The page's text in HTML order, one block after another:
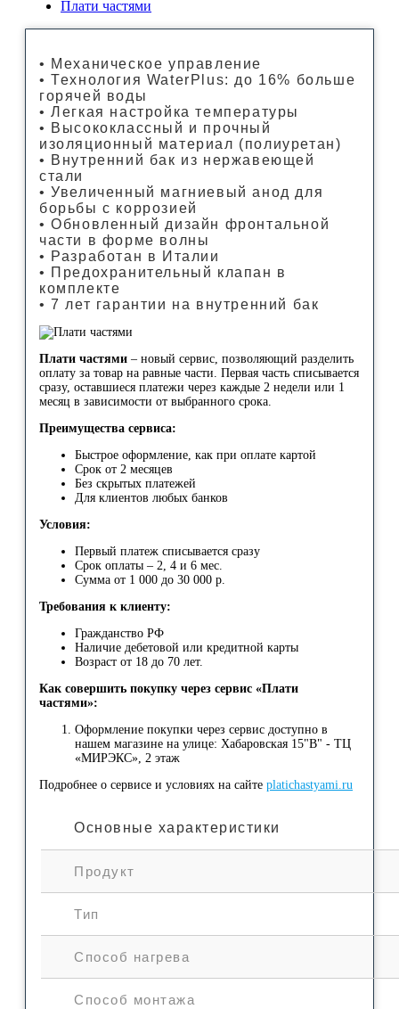
Плати частями
• Механическое управление
• Технология WaterPlus: до 16% больше
горячей воды
• Легкая настройка температуры
• Высококлассный и прочный
изоляционный материал (полиуретан)
• Внутренний бак из нержавеющей
стали
• Увеличенный магниевый анод для
борьбы с коррозией
• Обновленный дизайн фронтальной
части в форме волны
• Разработан в Италии
• Предохранительный клапан в
комплекте
• 7 лет гарантии на внутренний бак
Плати частями – новый сервис, позволяющий разделить
оплату за товар на равные части. Первая часть списывается
сразу, оставшиеся платежи через каждые 2 недели или 1
месяц в зависимости от выбранного срока.
Преимущества сервиса:
Быстрое оформление, как при оплате картой
Срок от 2 месяцев
Без скрытых платежей
Для клиентов любых банков
Условия:
Первый платеж списывается сразу
Срок оплаты – 2, 4 и 6 мес.
Сумма от 1 000 до 30 000 р.
Требования к клиенту:
Гражданство РФ
Наличие дебетовой или кредитной карты
Возраст от 18 до 70 лет.
Как совершить покупку через сервис «Плати
частями»:
Оформление покупки через сервис доступно в
нашем магазине на улице: Хабаровская 15"В" - ТЦ
«МИРЭКС», 2 этаж
Подробнее о сервисе и условиях на сайте platichastyami.ru
Основные характеристики
Продукт
Тип
Способ нагрева
Способ монтажа